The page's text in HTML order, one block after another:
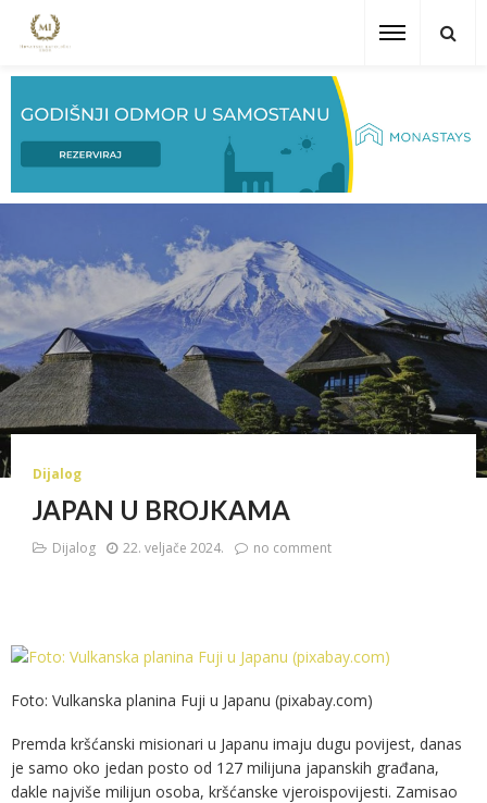
Dijalog
JAPAN U BROJKAMA
Dijalog 22. veljače 2024. no comment
Foto: Vulkanska planina Fuji u Japanu (pixabay.com)
Premda kršćanski misionari u Japanu imaju dugu povijest, danas
je samo oko jedan posto od 127 milijuna japanskih građana,
dakle najviše milijun osoba, kršćanske vjeroispovijesti. Zamisao